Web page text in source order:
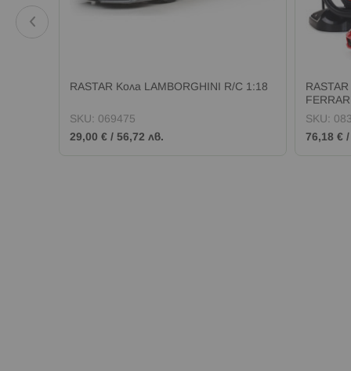
RASTAR Кола LAMBORGHINI R/C 1:18
SKU: 069475
29,00 € / 56,72 лв.
SKU:
76,18 € /